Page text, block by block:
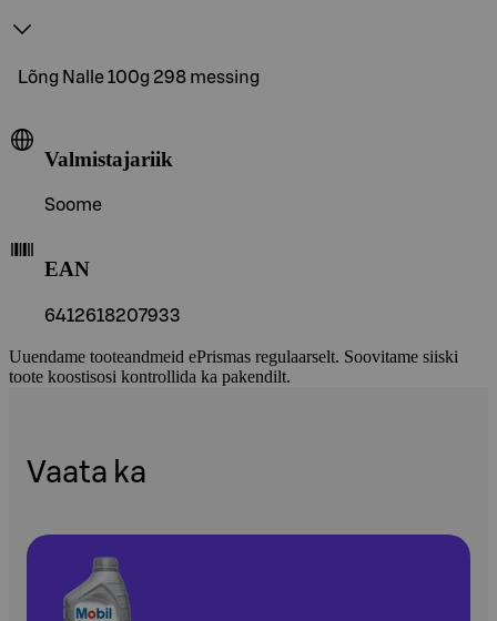
Lõng Nalle 100g 298 messing
Valmistajariik
Soome
EAN
6412618207933
Uuendame tooteandmeid ePrismas regulaarselt. Soovitame siiski
toote koostisosi kontrollida ka pakendilt.
Vaata ka